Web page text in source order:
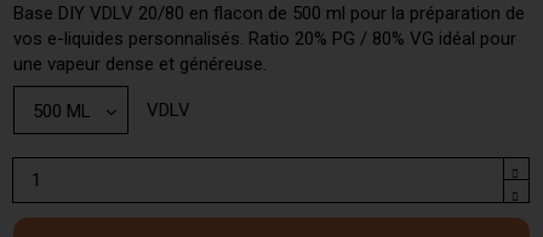
Base DIY VDLV 20/80 en flacon de 500 ml pour la préparation de
vos e-liquides personnalisés. Ratio 20% PG / 80% VG idéal pour
une vapeur dense et généreuse.
VDLV